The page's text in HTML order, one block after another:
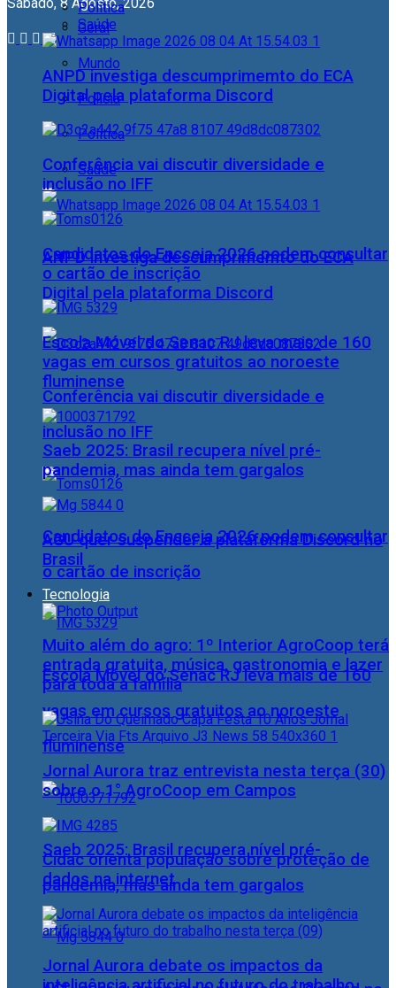
Geral
Mundo
Polícia
Política
Saúde
ANPD investiga descumprimemto do ECA
Digital pela plataforma Discord
Conferência vai discutir diversidade e
inclusão no IFF
Candidatos do Encceja 2026 podem consultar
o cartão de inscrição
Escola Móvel do Senac RJ leva mais de 160
vagas em cursos gratuitos ao noroeste
fluminense
Saeb 2025: Brasil recupera nível pré-
pandemia, mas ainda tem gargalos
Política
Saúde
ANPD investiga descumprimemto do ECA
Digital pela plataforma Discord
Conferência vai discutir diversidade e
inclusão no IFF
Candidatos do Encceja 2026 podem consultar
o cartão de inscrição
Escola Móvel do Senac RJ leva mais de 160
vagas em cursos gratuitos ao noroeste
fluminense
Saeb 2025: Brasil recupera nível pré-
pandemia, mas ainda tem gargalos
AGU quer suspender a plataforma Discord no
Brasil
Tecnologia
Muito além do agro: 1º Interior AgroCoop terá
entrada gratuita, música, gastronomia e lazer
para toda a família
Jornal Aurora traz entrevista nesta terça (30)
sobre o 1° AgroCoop em Campos
Cidac orienta população sobre proteção de
dados na internet
Jornal Aurora debate os impactos da